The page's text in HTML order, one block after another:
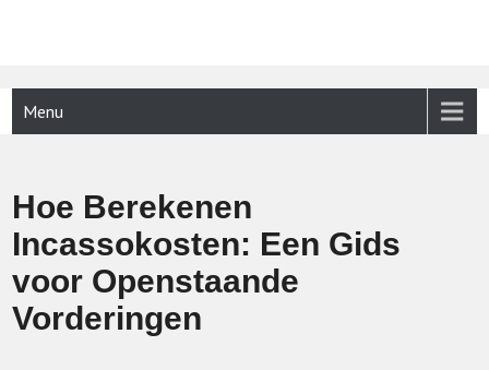
Menu
Hoe Berekenen
Incassokosten: Een Gids
voor Openstaande
Vorderingen